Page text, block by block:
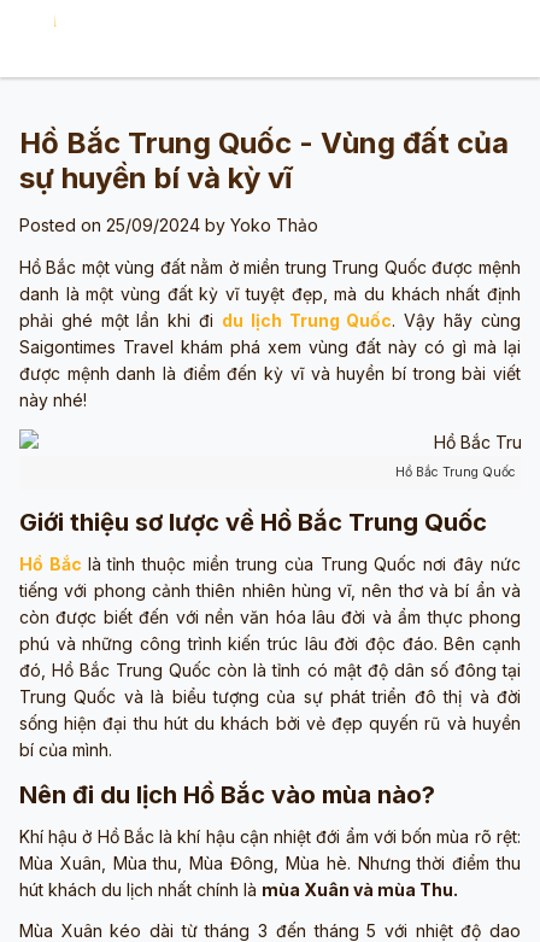
Hồ Bắc Trung Quốc - Vùng đất của
sự huyền bí và kỳ vĩ
Posted on 25/09/2024 by Yoko Thảo
Hồ Bắc một vùng đất nằm ở miền trung Trung Quốc được mệnh
danh là một vùng đất kỳ vĩ tuyệt đẹp, mà du khách nhất định
phải ghé một lần khi đi du lịch Trung Quốc. Vậy hãy cùng
Saigontimes Travel khám phá xem vùng đất này có gì mà lại
được mệnh danh là điểm đến kỳ vĩ và huyền bí trong bài viết
này nhé!
Hồ Bắc Trung Quốc
Giới thiệu sơ lược về Hồ Bắc Trung Quốc
Hồ Bắc là tỉnh thuộc miền trung của Trung Quốc nơi đây nức
tiếng với phong cảnh thiên nhiên hùng vĩ, nên thơ và bí ẩn và
còn được biết đến với nền văn hóa lâu đời và ẩm thực phong
phú và những công trình kiến trúc lâu đời độc đáo. Bên cạnh
đó, Hồ Bắc Trung Quốc còn là tỉnh có mật độ dân số đông tại
Trung Quốc và là biểu tượng của sự phát triển đô thị và đời
sống hiện đại thu hút du khách bởi vẻ đẹp quyến rũ và huyền
bí của mình.
Nên đi du lịch Hồ Bắc vào mùa nào?
Khí hậu ở Hồ Bắc là khí hậu cận nhiệt đới ẩm với bốn mùa rõ rệt:
Mùa Xuân, Mùa thu, Mùa Đông, Mùa hè. Nhưng thời điểm thu
hút khách du lịch nhất chính là mùa Xuân và mùa Thu.
Mùa Xuân kéo dài từ tháng 3 đến tháng 5 với nhiệt độ dao